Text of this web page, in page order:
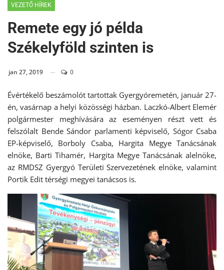
VEZETŐ HÍREK
Remete egy jó példa
Székelyföld szinten is
jan 27, 2019 0
Évértékelő beszámolót tartottak Gyergyóremetén, január 27-
én, vasárnap a helyi közösségi házban. Laczkó-Albert Elemér
polgármester meghívására az eseményen részt vett és
felszólalt Bende Sándor parlamenti képviselő, Sógor Csaba
EP-képviselő, Borboly Csaba, Hargita Megye Tanácsának
elnöke, Barti Tihamér, Hargita Megye Tanácsának alelnöke,
az RMDSZ Gyergyó Területi Szervezetének elnöke, valamint
Portik Edit térségi megyei tanácsos is.